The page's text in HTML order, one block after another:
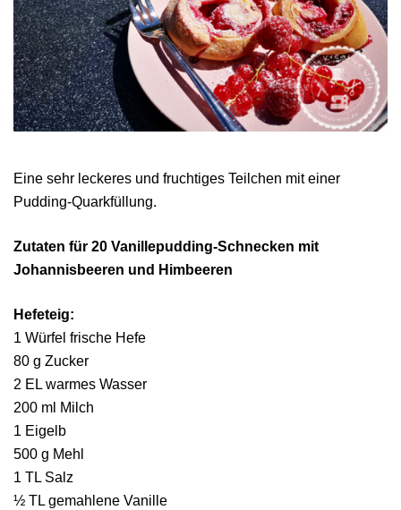
Eine sehr leckeres und fruchtiges Teilchen mit einer
Pudding-Quarkfüllung.
Zutaten für 20 Vanillepudding-Schnecken mit
Johannisbeeren und Himbeeren
Hefeteig:
1 Würfel frische Hefe
80 g Zucker
2 EL warmes Wasser
200 ml Milch
1 Eigelb
500 g Mehl
1 TL Salz
½ TL gemahlene Vanille